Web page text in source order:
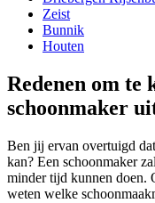
Zeist
Bunnik
Houten
Redenen om te
schoonmaker
Ben jij ervan overtuigd
kan? Een schoonmaker
minder tijd kunnen doen.
weten welke